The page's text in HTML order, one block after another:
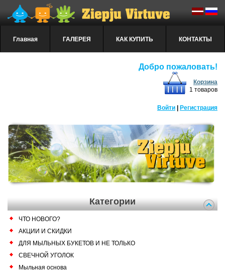
Главная ГАЛЕРЕЯ КАК КУПИТЬ КОНТАКТЫ
Добро пожаловать!
Корзина
1 товаров
Войти Регистрация
Категории
ЧТО НОВОГО?
АКЦИИ И СКИДКИ
ДЛЯ МЫЛЬНЫХ БУКЕТОВ И НЕ ТОЛЬКО
СВЕЧНОЙ УГОЛОК
Мыльная основа